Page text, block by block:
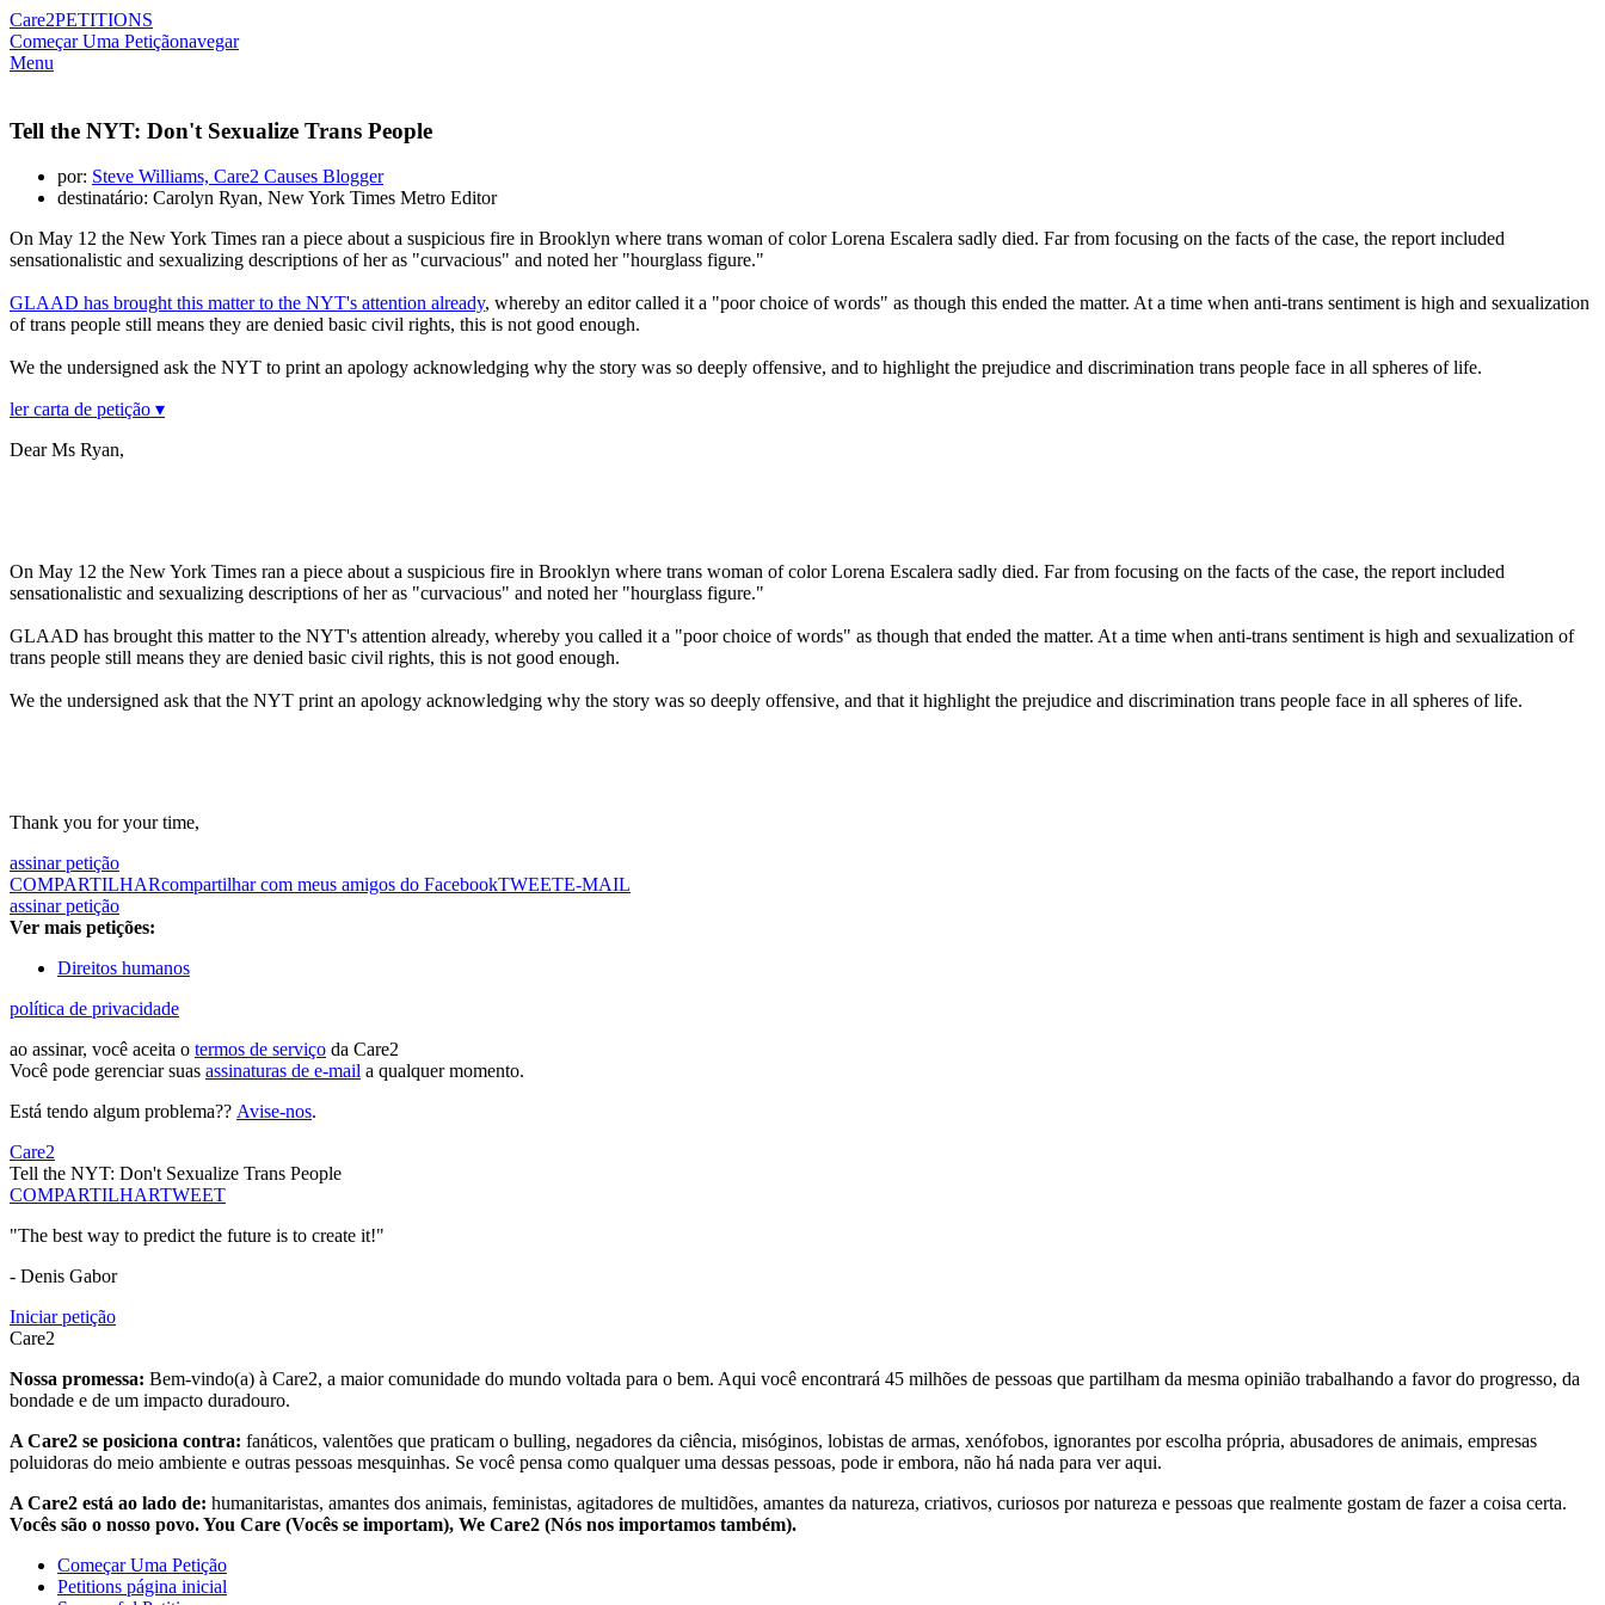
Care2PETITIONS
Começar Uma Petiçãonavegar
Menu
Tell the NYT: Don't Sexualize Trans People
por: Steve Williams, Care2 Causes Blogger
destinatário: Carolyn Ryan, New York Times Metro Editor
On May 12 the New York Times ran a piece about a suspicious fire in Brooklyn where trans woman of color Lorena Escalera sadly died. Far from focusing on the facts of the case, the report included
sensationalistic and sexualizing descriptions of her as "curvacious" and noted her "hourglass figure."
GLAAD has brought this matter to the NYT's attention already, whereby an editor called it a "poor choice of words" as though this ended the matter. At a time when anti-trans sentiment is high and sexualization
of trans people still means they are denied basic civil rights, this is not good enough.
We the undersigned ask the NYT to print an apology acknowledging why the story was so deeply offensive, and to highlight the prejudice and discrimination trans people face in all spheres of life.
ler carta de petição ▾
Dear Ms Ryan,
On May 12 the New York Times ran a piece about a suspicious fire in Brooklyn where trans woman of color Lorena Escalera sadly died. Far from focusing on the facts of the case, the report included
sensationalistic and sexualizing descriptions of her as "curvacious" and noted her "hourglass figure."
GLAAD has brought this matter to the NYT's attention already, whereby you called it a "poor choice of words" as though that ended the matter. At a time when anti-trans sentiment is high and sexualization of
trans people still means they are denied basic civil rights, this is not good enough.
We the undersigned ask that the NYT print an apology acknowledging why the story was so deeply offensive, and that it highlight the prejudice and discrimination trans people face in all spheres of life.
Thank you for your time,
assinar petição
COMPARTILHARcompartilhar com meus amigos do FacebookTWEETE-MAIL
assinar petição
Ver mais petições:
Direitos humanos
política de privacidade
ao assinar, você aceita o termos de serviço da Care2
Você pode gerenciar suas assinaturas de e-mail a qualquer momento.
Está tendo algum problema?? Avise-nos.
Care2
Tell the NYT: Don't Sexualize Trans People
COMPARTILHARTWEET
"The best way to predict the future is to create it!"
- Denis Gabor
Iniciar petição
Care2
Nossa promessa: Bem-vindo(a) à Care2, a maior comunidade do mundo voltada para o bem. Aqui você encontrará 45 milhões de pessoas que partilham da mesma opinião trabalhando a favor do progresso, da
bondade e de um impacto duradouro.
A Care2 se posiciona contra: fanáticos, valentões que praticam o bulling, negadores da ciência, misóginos, lobistas de armas, xenófobos, ignorantes por escolha própria, abusadores de animais, empresas
poluidoras do meio ambiente e outras pessoas mesquinhas. Se você pensa como qualquer uma dessas pessoas, pode ir embora, não há nada para ver aqui.
A Care2 está ao lado de: humanitaristas, amantes dos animais, feministas, agitadores de multidões, amantes da natureza, criativos, curiosos por natureza e pessoas que realmente gostam de fazer a coisa certa.
Vocês são o nosso povo. You Care (Vocês se importam), We Care2 (Nós nos importamos também).
Começar Uma Petição
Petitions página inicial